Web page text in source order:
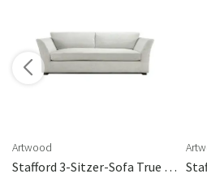
Artwood
Stafford 3-Sitzer-Sofa True Nature